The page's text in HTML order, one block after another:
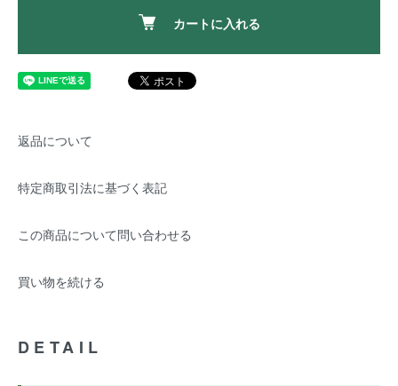
カートに入れる
返品について
特定商取引法に基づく表記
この商品について問い合わせる
買い物を続ける
DETAIL